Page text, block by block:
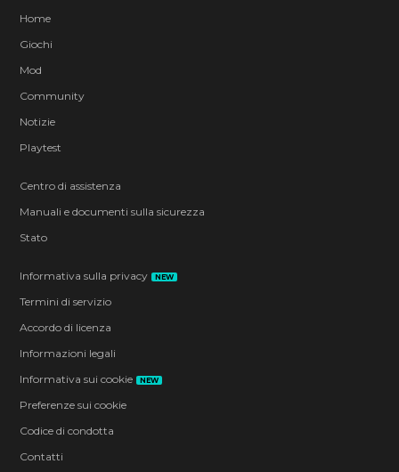
Home
Giochi
Mod
Community
Notizie
Playtest
Centro di assistenza
Manuali e documenti sulla sicurezza
Stato
Informativa sulla privacy NEW
Termini di servizio
Accordo di licenza
Informazioni legali
Informativa sui cookie
NEW
Preferenze sui cookie
Codice di condotta
Contatti